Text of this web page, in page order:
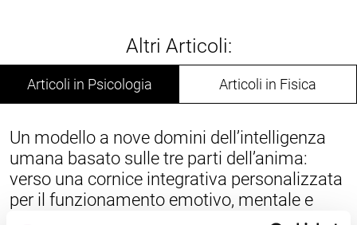
Altri Articoli:
Articoli in Psicologia Articoli in Fisica
Un modello a nove domini dell’intelligenza
umana basato sulle tre parti dell’anima:
verso una cornice integrativa personalizzata
per il funzionamento emotivo, mentale e